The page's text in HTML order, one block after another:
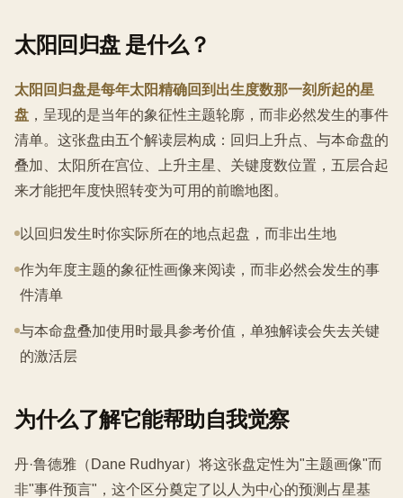
太阳回归盘 是什么？
太阳回归盘是每年太阳精确回到出生度数那一刻所起的星
盘 ，呈现的是当年的象征性主题轮廓，而非必然发生的事件
清单。这张盘由五个解读层构成：回归上升点、与本命盘的
叠加、太阳所在宫位、上升主星、关键度数位置，五层合起
来才能把年度快照转变为可用的前瞻地图。
以回归发生时你实际所在的地点起盘，而非出生地
作为年度主题的象征性画像来阅读，而非必然会发生的事
件清单
与本命盘叠加使用时最具参考价值，单独解读会失去关键
的激活层
为什么了解它能帮助自我觉察
丹·鲁德雅（Dane Rudhyar）将这张盘定性为"主题画像"而
非"事件预言"，这个区分奠定了以人为中心的预测占星基